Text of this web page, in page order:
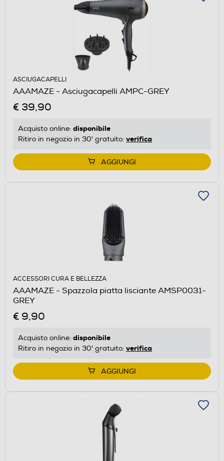
ASCIUGACAPELLI
AAAMAZE - Asciugacapelli AMPC-GREY
€ 39,90
Acquisto online: disponibile
Ritiro in negozio in 30' gratuito: verifica
AGGIUNGI
ACCESSORI CURA E BELLEZZA
AAAMAZE - Spazzola piatta lisciante AMSP0031-
GREY
€ 9,90
Acquisto online: disponibile
Ritiro in negozio in 30' gratuito: verifica
AGGIUNGI